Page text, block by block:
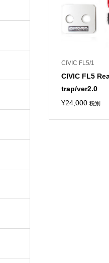
CIVIC FL5/1
CIVIC FL5
trap/ver2.0
¥24,000 税別